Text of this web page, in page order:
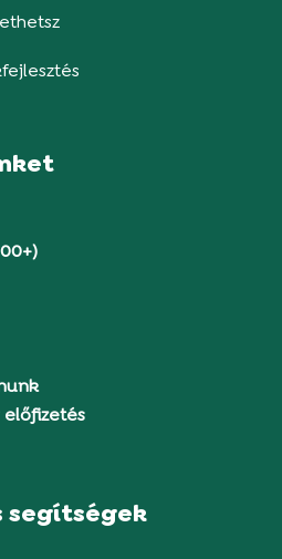
előfizetés
segítségek